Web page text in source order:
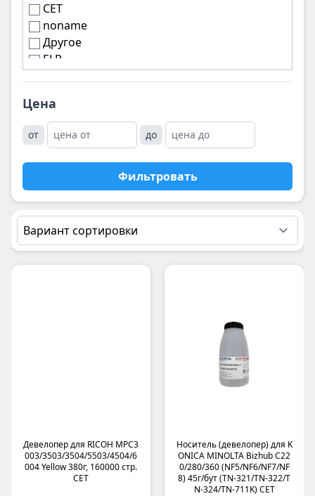
CET
noname
Другое
ELP
Цена
от до
Фильтровать
Девелопер для RICOH MPC3
003/3503/3504/5503/4504/6
004 Yellow 380г, 160000 стр.
CET
Носитель (девелопер) для K
ONICA MINOLTA Bizhub C22
0/280/360 (NF5/NF6/NF7/NF
8) 45г/бут (TN-321/TN-322/T
N-324/TN-711K) CET